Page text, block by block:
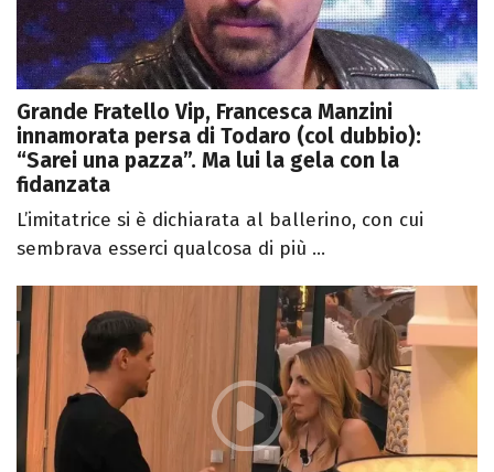
Grande Fratello Vip, Francesca Manzini
innamorata persa di Todaro (col dubbio):
“Sarei una pazza”. Ma lui la gela con la
fidanzata
L’imitatrice si è dichiarata al ballerino, con cui
sembrava esserci qualcosa di più ...